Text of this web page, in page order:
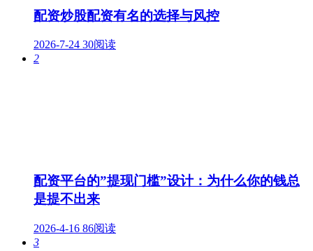
配资炒股配资有名的选择与风控
2026-7-24 30阅读
2
配资平台的”提现门槛”设计：为什么你的钱总
是提不出来
2026-4-16 86阅读
3